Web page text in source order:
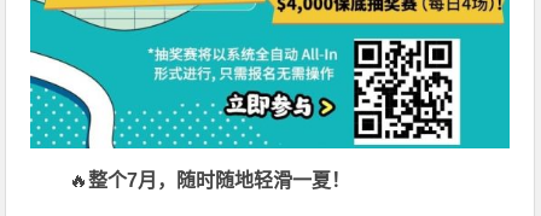
🔥整个7月，随时随地轻滑一夏！